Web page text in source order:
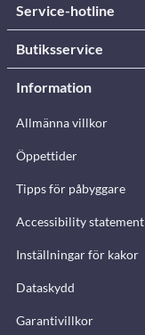
Service-hotline
Butiksservice
Information
Allmänna villkor
Öppettider
Tipps för påbyggare
Accessibility statement
Inställningar för kakor
Dataskydd
Garantivillkor